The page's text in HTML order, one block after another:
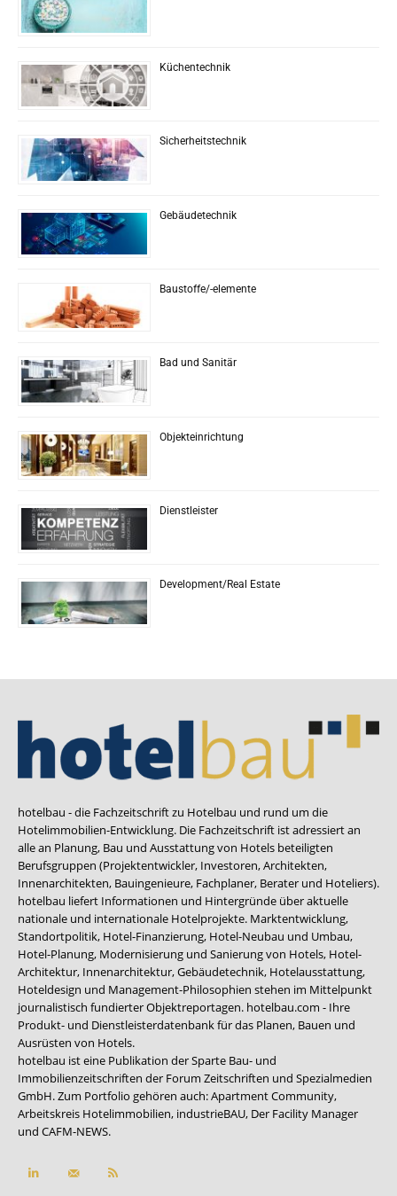
Küchentechnik
Sicherheitstechnik
Gebäudetechnik
Baustoffe/-elemente
Bad und Sanitär
Objekteinrichtung
Dienstleister
Development/Real Estate
hotelbau - die Fachzeitschrift zu Hotelbau und rund um die
Hotelimmobilien-Entwicklung. Die Fachzeitschrift ist adressiert an
alle an Planung, Bau und Ausstattung von Hotels beteiligten
Berufsgruppen (Projektentwickler, Investoren, Architekten,
Innenarchitekten, Bauingenieure, Fachplaner, Berater und Hoteliers).
hotelbau liefert Informationen und Hintergründe über aktuelle
nationale und internationale Hotelprojekte. Marktentwicklung,
Standortpolitik, Hotel-Finanzierung, Hotel-Neubau und Umbau,
Hotel-Planung, Modernisierung und Sanierung von Hotels, Hotel-
Architektur, Innenarchitektur, Gebäudetechnik, Hotelausstattung,
Hoteldesign und Management-Philosophien stehen im Mittelpunkt
journalistisch fundierter Objektreportagen. hotelbau.com - Ihre
Produkt- und Dienstleisterdatenbank für das Planen, Bauen und
Ausrüsten von Hotels.
hotelbau ist eine Publikation der Sparte Bau- und
Immobilienzeitschriften der Forum Zeitschriften und Spezialmedien
GmbH. Zum Portfolio gehören auch:Apartment Community,
Arbeitskreis Hotelimmobilien, industrieBAU, Der Facility Manager
und CAFM-NEWS.